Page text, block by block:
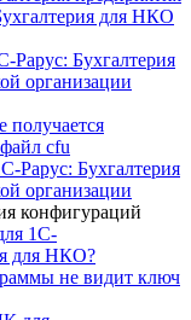
для НКО
Рарус: Бухгалтерия
организации
получается
cfu
Рарус: Бухгалтерия
организации
конфигураций
1С-
для НКО?
не видит ключ